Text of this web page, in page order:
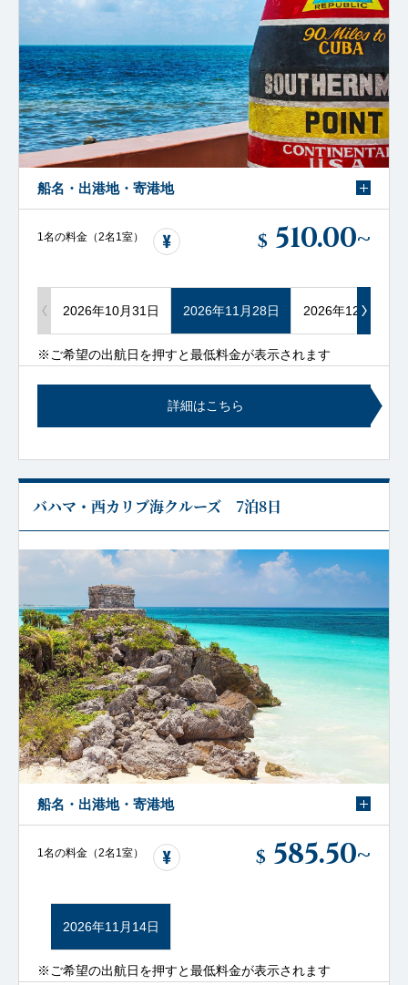
船名・出港地・寄港地
1名の料金（2名1室） $ 510.00~
2026年10月31日 2026年11月28日 2026年12月12日
※ご希望の出航日を押すと最低料金が表示されます
詳細はこちら
バハマ・西カリブ海クルーズ 7泊8日
船名・出港地・寄港地
1名の料金（2名1室） $ 585.50~
2026年11月14日
※ご希望の出航日を押すと最低料金が表示されます